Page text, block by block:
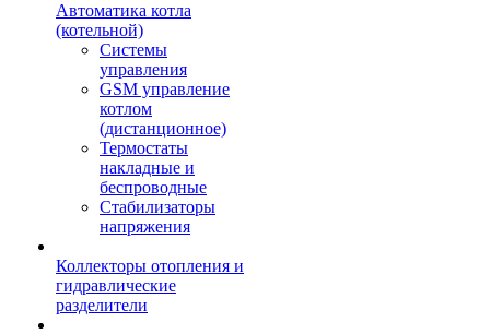
Автоматика котла
(котельной)
Системы
управления
GSM управление
котлом
(дистанционное)
Термостаты
накладные и
беспроводные
Стабилизаторы
напряжения
Коллекторы отопления и
гидравлические
разделители